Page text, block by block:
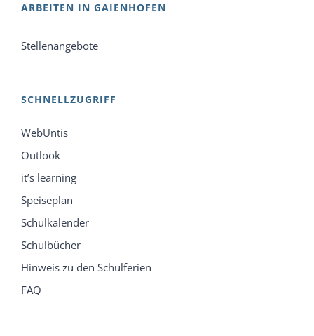
ARBEITEN IN GAIENHOFEN
Stellenangebote
SCHNELLZUGRIFF
WebUntis
Outlook
it’s learning
Speiseplan
Schulkalender
Schulbücher
Hinweis zu den Schulferien
FAQ